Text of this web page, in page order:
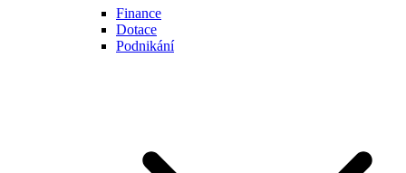
Finance
Dotace
Podnikání